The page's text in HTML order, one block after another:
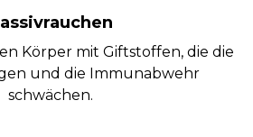
Körper mit Giftstoffen, die die
und die Immunabwehr
schwächen.